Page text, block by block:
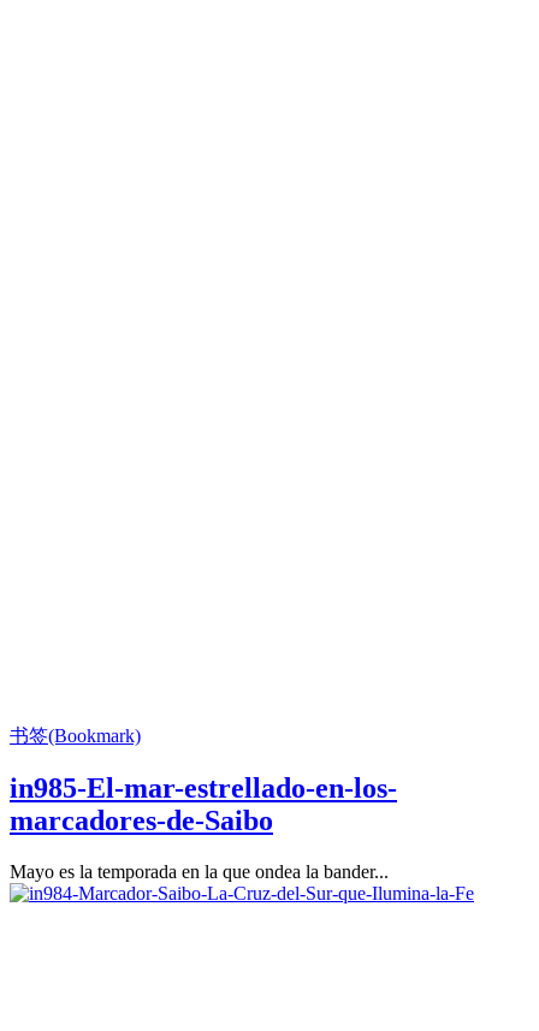
书签(Bookmark)
in985-El-mar-estrellado-en-los-
marcadores-de-Saibo
Mayo es la temporada en la que ondea la bander...